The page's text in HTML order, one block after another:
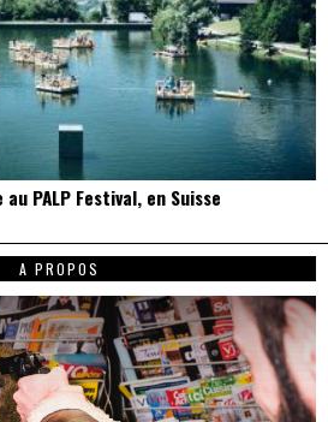
PALP Festival, en Suisse
A PROPOS